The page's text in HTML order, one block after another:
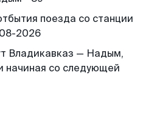
поезда со станции
2026
Владикавказ — Надым,
начиная со следующей